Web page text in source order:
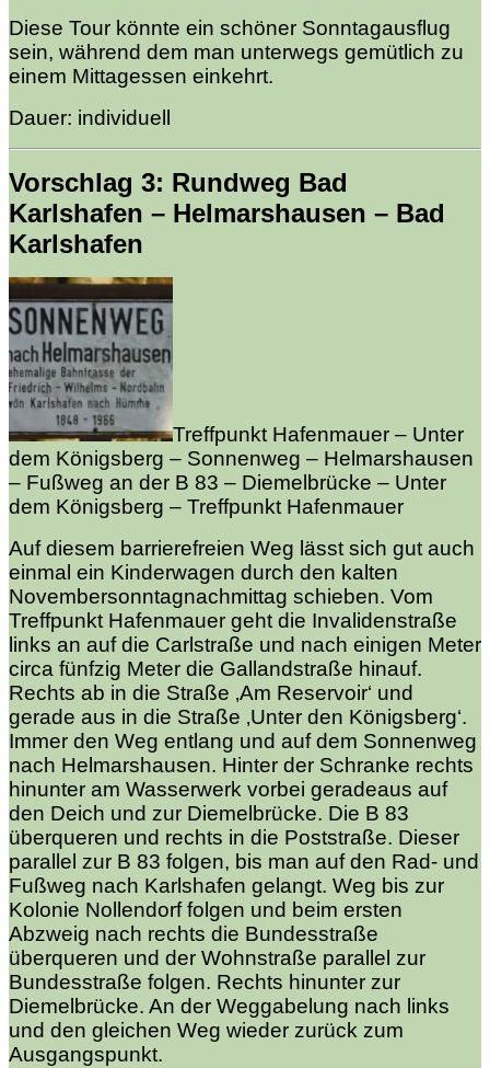
Diese Tour könnte ein schöner Sonntagausflug
sein, während dem man unterwegs gemütlich zu
einem Mittagessen einkehrt.
Dauer: individuell
Vorschlag 3: Rundweg Bad
Karlshafen – Helmarshausen – Bad
Karlshafen
Treffpunkt Hafenmauer – Unter
dem Königsberg – Sonnenweg – Helmarshausen
– Fußweg an der B 83 – Diemelbrücke – Unter
dem Königsberg – Treffpunkt Hafenmauer
Auf diesem barrierefreien Weg lässt sich gut auch
einmal ein Kinderwagen durch den kalten
Novembersonntagnachmittag schieben. Vom
Treffpunkt Hafenmauer geht die Invalidenstraße
links an auf die Carlstraße und nach einigen Meter
circa fünfzig Meter die Gallandstraße hinauf.
Rechts ab in die Straße ‚Am Reservoir‘ und
gerade aus in die Straße ‚Unter den Königsberg‘.
Immer den Weg entlang und auf dem Sonnenweg
nach Helmarshausen. Hinter der Schranke rechts
hinunter am Wasserwerk vorbei geradeaus auf
den Deich und zur Diemelbrücke. Die B 83
überqueren und rechts in die Poststraße. Dieser
parallel zur B 83 folgen, bis man auf den Rad- und
Fußweg nach Karlshafen gelangt. Weg bis zur
Kolonie Nollendorf folgen und beim ersten
Abzweig nach rechts die Bundesstraße
überqueren und der Wohnstraße parallel zur
Bundesstraße folgen. Rechts hinunter zur
Diemelbrücke. An der Weggabelung nach links
und den gleichen Weg wieder zurück zum
Ausgangspunkt.